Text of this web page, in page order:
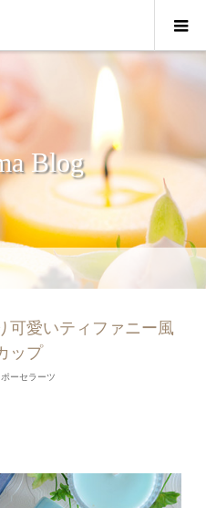
Blog
可愛いティファニー風
ップ
ポーセラーツ